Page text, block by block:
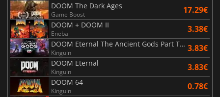
DOOM The Dark Ages
Game Boost 17.29€
DOOM + DOOM II
Eneba 3.38€
DOOM Eternal The Ancient Gods Part Two
Kinguin 3.83€
DOOM Eternal
Kinguin 3.83€
DOOM 64
Kinguin 0.78€